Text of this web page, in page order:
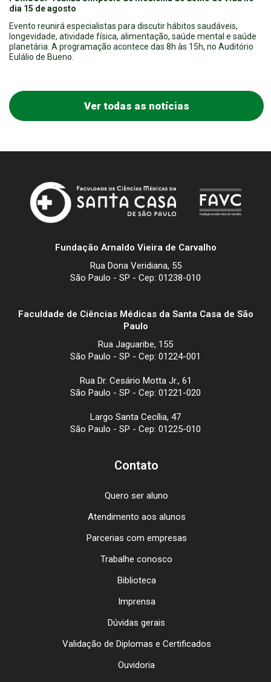
dia 15 de agosto
Evento reunirá especialistas para discutir hábitos saudáveis,
longevidade, atividade física, alimentação, saúde mental e saúde
planetária. A programação acontece das 8h às 15h, no Auditório
Eulálio de Bueno.
Ver todas as notícias
Fundação Arnaldo Vieira de Carvalho
Rua Dona Veridiana, 55
São Paulo - SP - Cep: 01238-010
Faculdade de Ciências Médicas da Santa Casa de São
Paulo
Rua Jaguaribe, 155
São Paulo - SP - Cep: 01224-001
Rua Dr. Cesário Motta Jr., 61
São Paulo - SP - Cep: 01221-020
Largo Santa Cecília, 47
São Paulo - SP - Cep: 01225-010
Contato
Quero ser aluno
Atendimento aos alunos
Parcerias com empresas
Trabalhe conosco
Biblioteca
Imprensa
Dúvidas gerais
Validação de Diplomas e Certificados
Ouvidoria